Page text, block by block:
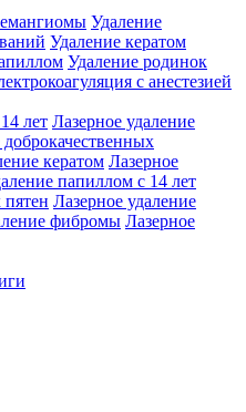
Удаление
Удаление кератом
Удаление родинок
с анестезией
лет Лазерное удаление
кератом Лазерное
папиллом с 14 лет
Лазерное удаление
фибромы Лазерное